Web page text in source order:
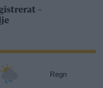
–
Regn